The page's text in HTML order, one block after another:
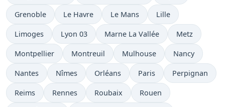
Grenoble Le Havre Le Mans Lille
Limoges Lyon 03 Marne La Vallée Metz
Montpellier Montreuil Mulhouse Nancy
Nantes Nîmes Orléans Paris Perpignan
Reims Rennes Roubaix Rouen